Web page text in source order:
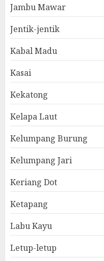
Jambu Mawar
Jentik-jentik
Kabal Madu
Kasai
Kekatong
Kelapa Laut
Kelumpang Burung
Kelumpang Jari
Keriang Dot
Ketapang
Labu Kayu
Letup-letup